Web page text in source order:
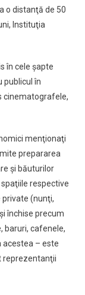
o distanţă de 50
Instituţia
în cele şapte
publicul în
cinematografele,
menţionaţi
prepararea
şi băuturilor
respective
(nunţi,
închise precum
baruri, cafenele,
acestea – este
reprezentanţii